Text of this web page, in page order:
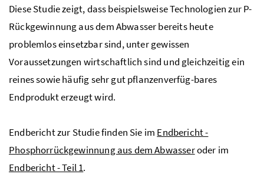
Diese Studie zeigt, dass beispielsweise Technologien zurP-
Rückgewinnung aus dem Abwasser bereits heute
problemlos einsetzbar sind, unter gewissen
Voraussetzungen wirtschaftlich sind und gleichzeitig ein
reines sowie häufig sehr gut pflanzenverfüg-bares
Endprodukt erzeugt wird.
Endbericht zur Studie finden Sie im Endbericht -
Phosphorrückgewinnung aus dem Abwasseroder im
Endbericht - Teil 1.